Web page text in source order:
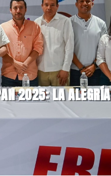
2025: LA ALEGRÍA